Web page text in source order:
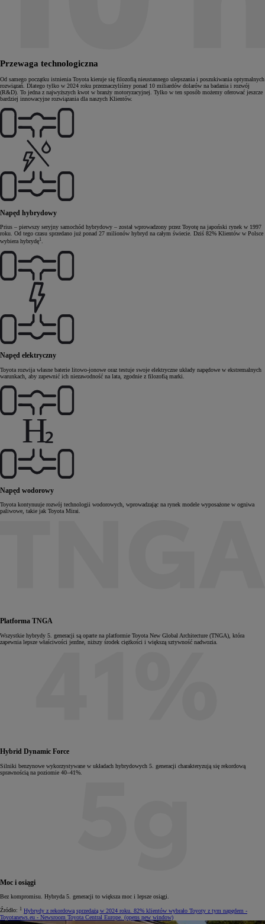
Przewaga technologiczna
Od samego początku istnienia Toyota kieruje się filozofią nieustannego ulepszania i poszukiwania optymalnych
rozwiązań. Dlatego tylko w 2024 roku przeznaczyliśmy ponad 10 miliardów dolarów na badania i rozwój
(R&D). To jedna z najwyższych kwot w branży motoryzacyjnej. Tylko w ten sposób możemy oferować jeszcze
bardziej innowacyjne rozwiązania dla naszych Klientów.
Napęd hybrydowy
Prius – pierwszy seryjny samochód hybrydowy – został wprowadzony przez Toyotę na japoński rynek w 1997
roku. Od tego czasu sprzedano już ponad 27 milionów hybryd na całym świecie. Dziś 82% Klientów w Polsce
wybiera hybrydę1.
Napęd elektryczny
Toyota rozwija własne baterie litowo-jonowe oraz testuje swoje elektryczne układy napędowe w ekstremalnych
warunkach, aby zapewnić ich niezawodność na lata, zgodnie z filozofią marki.
Napęd wodorowy
Toyota kontynuuje rozwój technologii wodorowych, wprowadzając na rynek modele wyposażone w ogniwa
paliwowe, takie jak Toyota Mirai.
Platforma TNGA
Wszystkie hybrydy 5. generacji są oparte na platformie Toyota New Global Architecture (TNGA), która
zapewnia lepsze właściwości jezdne, niższy środek ciężkości i większą sztywność nadwozia.
Hybrid Dynamic Force
Silniki benzynowe wykorzystywane w układach hybrydowych 5. generacji charakteryzują się rekordową
sprawnością na poziomie 40–41%.
Moc i osiągi
Bez kompromisu. Hybryda 5. generacji to większa moc i lepsze osiągi.
Źródło: 1 Hybrydy z rekordową sprzedażą w 2024 roku. 82% klientów wybrało Toyoty z tym napędem -
Toyotanews.eu - Newsroom Toyota Central Europe. (opens new window)